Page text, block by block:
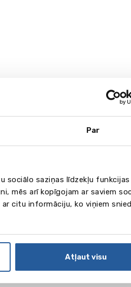
Par
sociālo saziņas līdzekļu
mēs arī kopīgojam ar saviem
citu informāciju, ko viņiem
Atļaut visu